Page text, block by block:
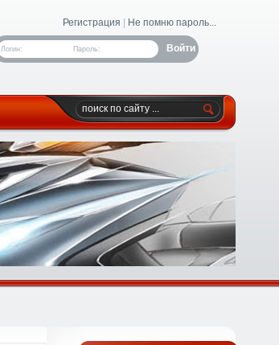
Регистрация Не помню пароль...
Логин: Пароль: